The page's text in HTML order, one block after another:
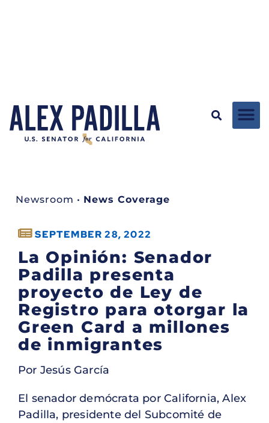
Newsroom • News Coverage
SEPTEMBER 28, 2022
La Opinión: Senador
Padilla presenta
proyecto de Ley de
Registro para otorgar la
Green Card a millones
de inmigrantes
Por Jesús García
El senador demócrata por California, Alex
Padilla, presidente del Subcomité de